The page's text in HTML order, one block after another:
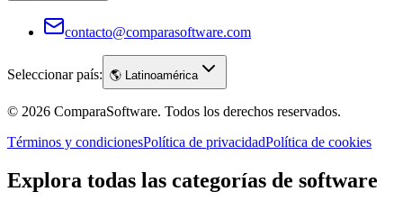
contacto@comparasoftware.com
Seleccionar país: 🌎 Latinoamérica
© 2026 ComparaSoftware. Todos los derechos reservados.
Términos y condicionesPolítica de privacidadPolítica de cookies
Explora todas las categorías de software